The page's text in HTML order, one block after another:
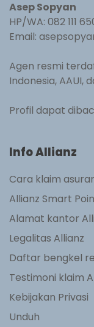
Asep Sopyan
HP/WA: 082 111
Email:
Agen resmi
Indonesia, AAUI,
Profil dapat
Info Allianz
Cara klaim
Allianz Smart
Alamat kantor
Legalitas Allianz
Daftar bengkel
Testimoni klaim
Kebijakan Privasi
Unduh